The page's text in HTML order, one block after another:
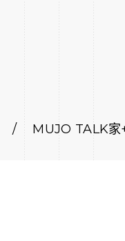
MUJO TALK家